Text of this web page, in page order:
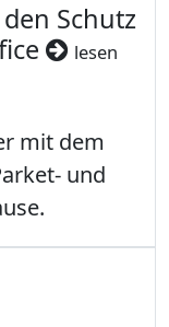
Schutz
lesen
mit dem
und